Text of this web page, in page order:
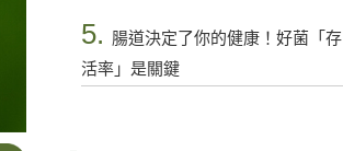
5. 腸道決定了你的健康！好菌「存
活率」是關鍵